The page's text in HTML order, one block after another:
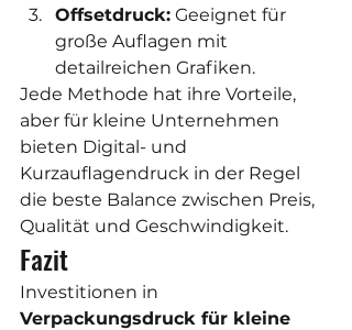
Offsetdruck: Geeignet für
große Auflagen mit
detailreichen Grafiken.
Jede Methode hat ihre Vorteile,
aber für kleine Unternehmen
bieten Digital- und
Kurzauflagendruck in der Regel
die beste Balance zwischen Preis,
Qualität und Geschwindigkeit.
Fazit
Investitionen in
Verpackungsdruck für kleine